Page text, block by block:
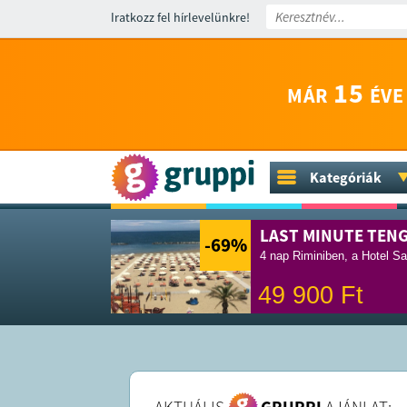
Iratkozz fel hírlevelünkre!
MÁR 15
Kategóriák
-69% LAST MINUTE
4 nap Riminiben, a Hotel
49 900 Ft